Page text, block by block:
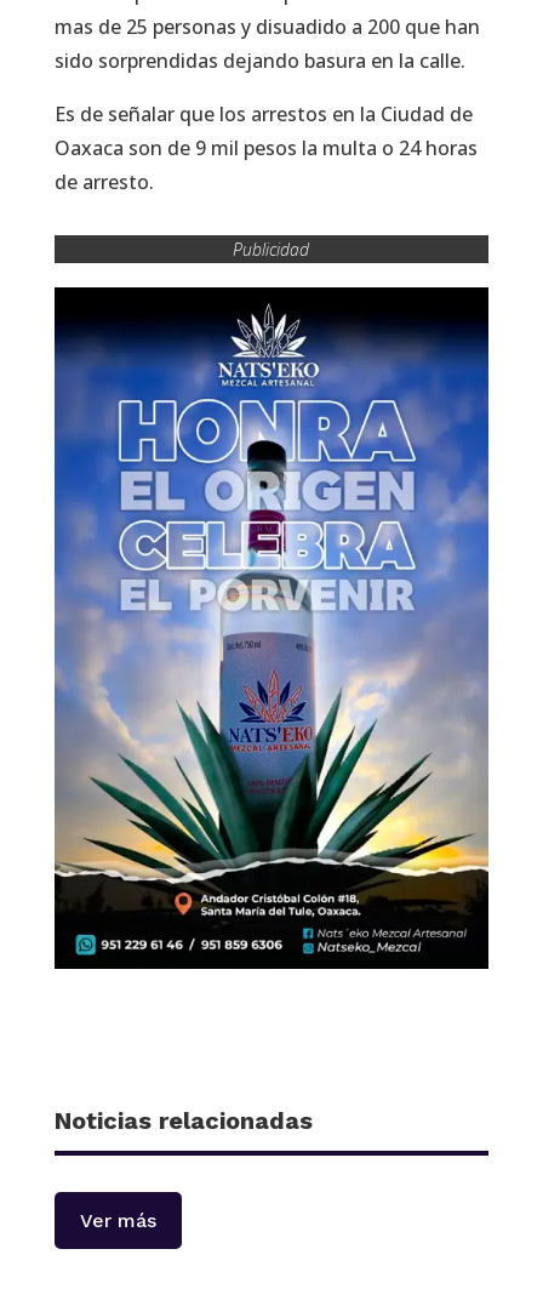
mas de 25 personas y disuadido a 200 que han
sido sorprendidas dejando basura en la calle.
Es de señalar que los arrestos en la Ciudad de
Oaxaca son de 9 mil pesos la multa o 24 horas
de arresto.
Publicidad
Noticias relacionadas
Ver más